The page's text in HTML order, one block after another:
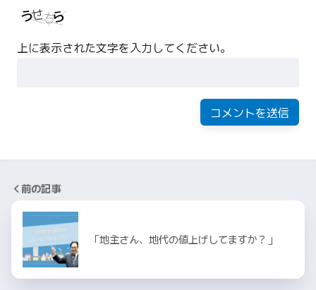
上に表示された文字を入力してください。
前の記事
「地主さん、地代の値上げしてますか？」